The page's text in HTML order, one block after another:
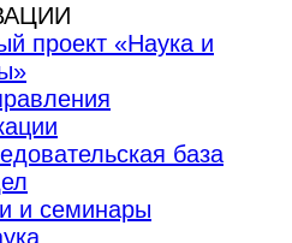
проект «Наука и
база
и семинары